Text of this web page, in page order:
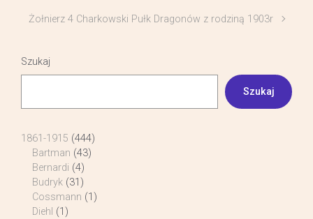
Żołnierz 4 Charkowski Pułk Dragonów z rodziną 1903r
Szukaj
Szukaj
1861-1915 (444)
Bartman (43)
Bernardi (4)
Budryk (31)
Cossmann (1)
Diehl (1)